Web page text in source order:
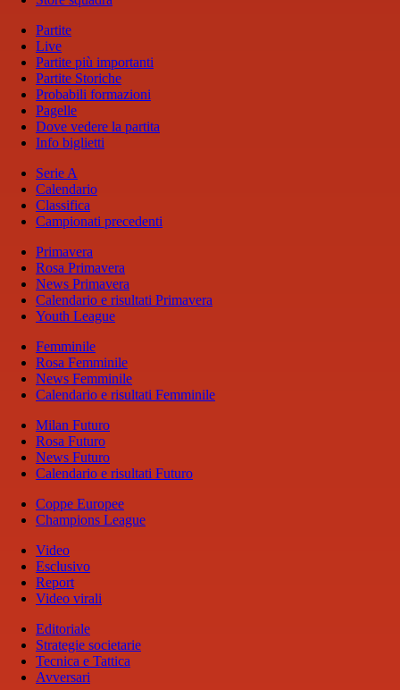
Partite
Live
Partite più importanti
Partite Storiche
Probabili formazioni
Pagelle
Dove vedere la partita
Info biglietti
Serie A
Calendario
Classifica
Campionati precedenti
Primavera
Rosa Primavera
News Primavera
Calendario e risultati Primavera
Youth League
Femminile
Rosa Femminile
News Femminile
Calendario e risultati Femminile
Milan Futuro
Rosa Futuro
News Futuro
Calendario e risultati Futuro
Coppe Europee
Champions League
Video
Esclusivo
Report
Video virali
Editoriale
Strategie societarie
Tecnica e Tattica
Avversari